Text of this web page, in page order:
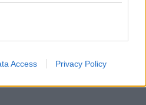
purposes in below Google
Access Privacy Policy
gusti (menta,
o succhi di frutta